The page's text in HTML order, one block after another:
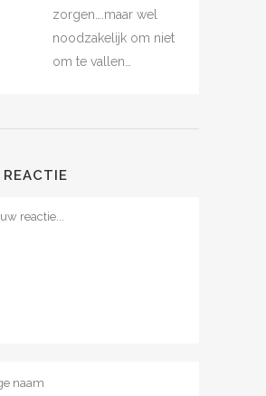
zorgen….maar wel
noodzakelijk om niet
om te vallen…
REACTIE